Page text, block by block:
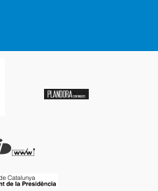
Summer Festival volia
nocturn a Mollerussa